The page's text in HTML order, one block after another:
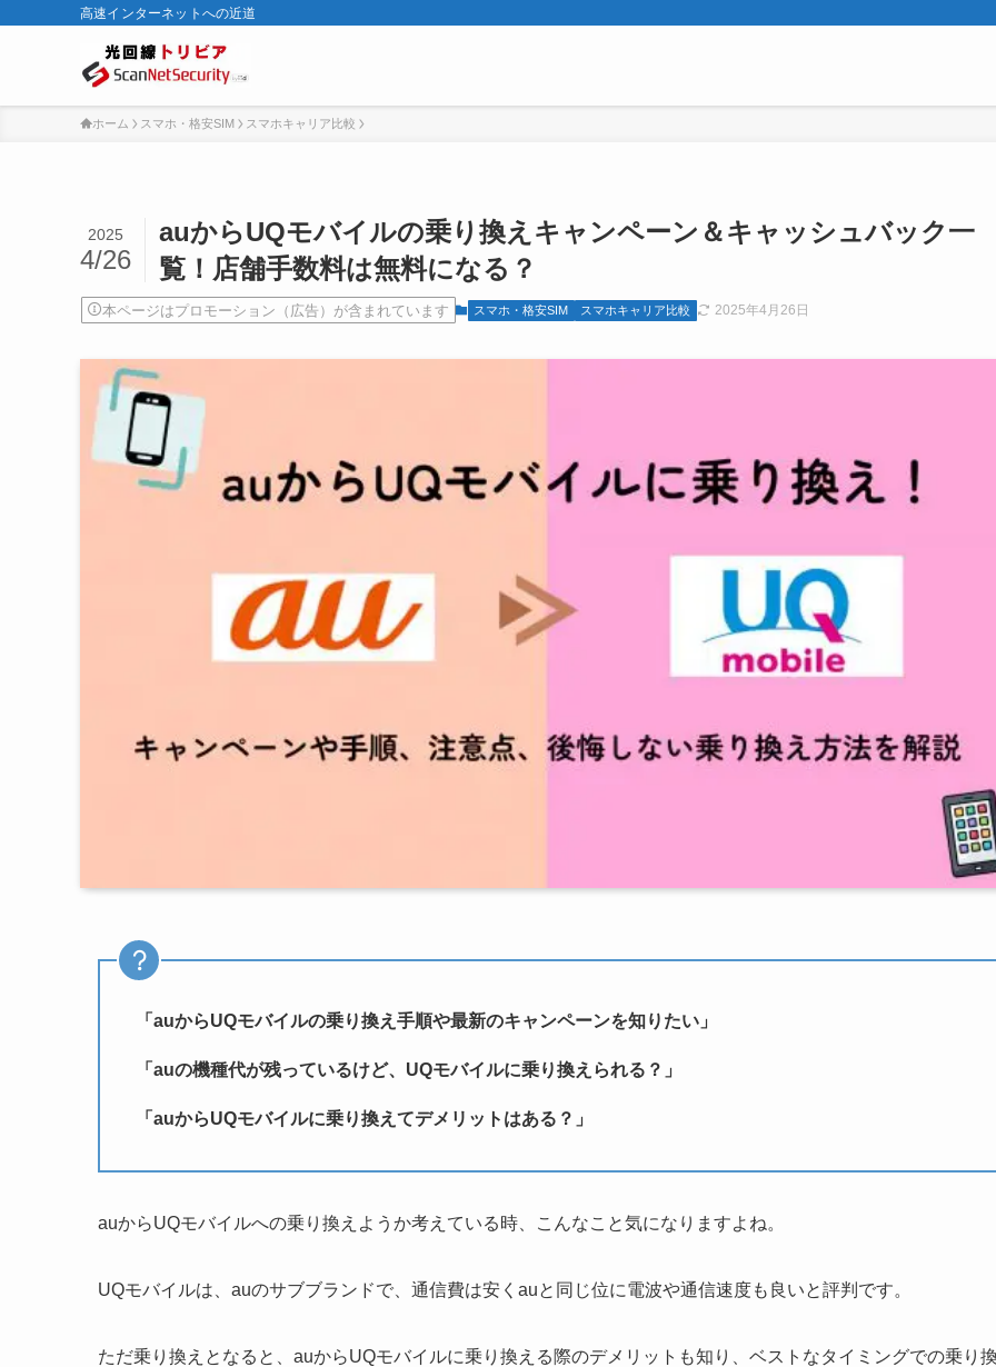
高速インターネットへの近道
ホーム スマホ・格安SIM スマホキャリア比較
auからUQモバイルの乗り換えキャンペーン＆キャッシュバック一
覧！店舗手数料は無料になる？
2025
4/26
本ページはプロモーション（広告）が含まれています スマホ・格安SIM スマホキャリア比較 2025年4月26日
「auからUQモバイルの乗り換え手順や最新のキャンペーンを知りたい」
「auの機種代が残っているけど、UQモバイルに乗り換えられる？」
「auからUQモバイルに乗り換えてデメリットはある？」
auからUQモバイルへの乗り換えようか考えている時、こんなこと気になりますよね。
UQモバイルは、auのサブブランドで、通信費は安くauと同じ位に電波や通信速度も良いと評判です。
ただ乗り換えとなると、auからUQモバイルに乗り換える際のデメリットも知り、ベストなタイミングでの乗り